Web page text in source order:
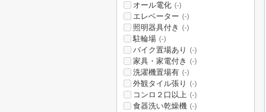
オール電化 (-)
エレベーター (-)
照明器具付き (-)
駐輪場 (-)
バイク置場あり (-)
家具・家電付き (-)
洗濯機置場有 (-)
外観タイル張り (-)
コンロ２口以上 (-)
食器洗い乾燥機 (-)